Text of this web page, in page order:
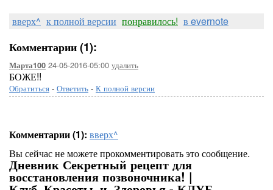
вверх^ к полной версии понравилось! в evernote
Комментарии (1):
Марта100 24-05-2016-05:00 удалить
БОЖЕ!!
Обратиться - Ответить - К полной версии
Комментарии (1): вверх^
Вы сейчас не можете прокомментировать это сообщение.
Дневник Секретный рецепт для
восстановления позвоночника! |